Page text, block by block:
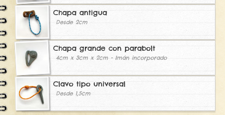
Chapa antigua
Desde 2cm
Chapa grande con parabolt
4cm x 3cm x 2cm - Imán incorporado
Clavo tipo universal
Desde 1,5cm